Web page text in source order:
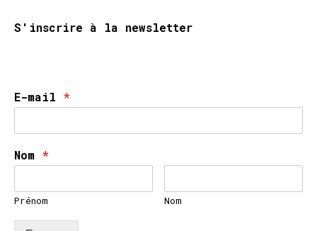
S'inscrire à la newsletter
E-mail *
Nom *
Prénom Nom